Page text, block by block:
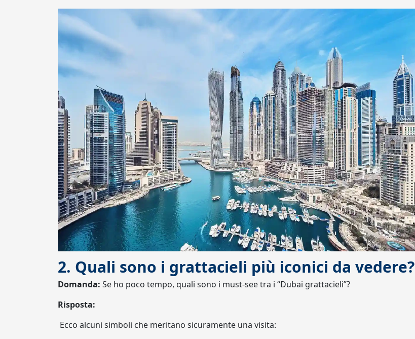
2. Quali sono i grattacieli più iconici da vedere?
Domanda: Se ho poco tempo, quali sono i must-see tra i “Dubai grattacieli”?
Risposta:
Ecco alcuni simboli che meritano sicuramente una visita: